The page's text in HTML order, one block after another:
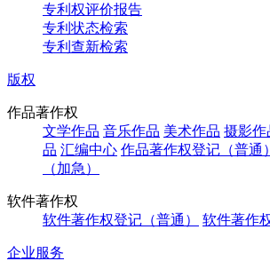
专利权评价报告
专利状态检索
专利查新检索
版权
作品著作权
文学作品 音乐作品 美术作品 摄影作
品 汇编中心 作品著作权登记（普通）
（加急）
软件著作权
软件著作权登记（普通）
软件著作
企业服务